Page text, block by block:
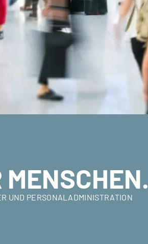
UND PERSONALADMINISTRATION